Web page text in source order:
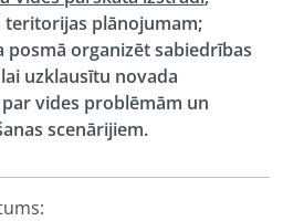
teritorijas plānojumam;
posmā organizēt sabiedrības
uzklausītu novada
vides problēmām un
scenārijiem.